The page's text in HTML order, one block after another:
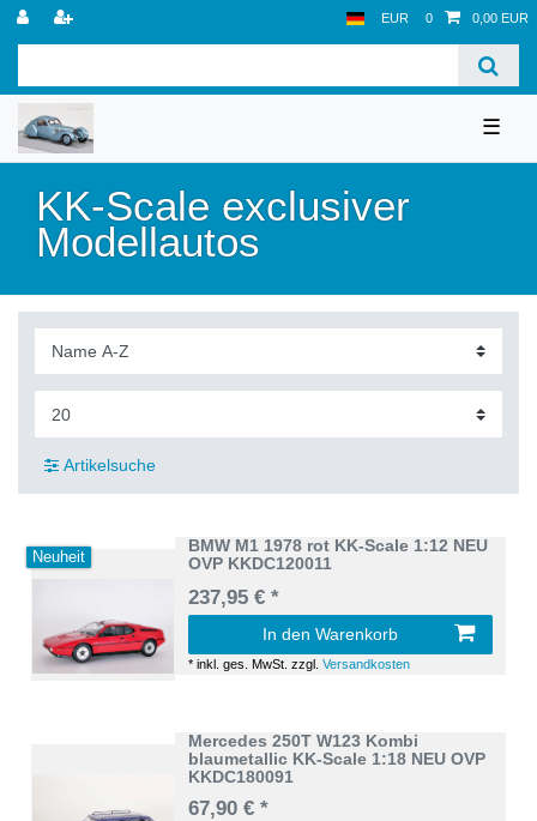
EUR 0 0,00 EUR
☰
KK-Scale exclusiver
Modellautos
Artikelsuche
Neuheit
BMW M1 1978 rot KK-Scale 1:12 NEU
OVP KKDC120011
237,95 € *
In den Warenkorb
*inkl. ges. MwSt. zzgl.Versandkosten
Mercedes 250T W123 Kombi
blaumetallic KK-Scale 1:18 NEU OVP
KKDC180091
67,90 € *